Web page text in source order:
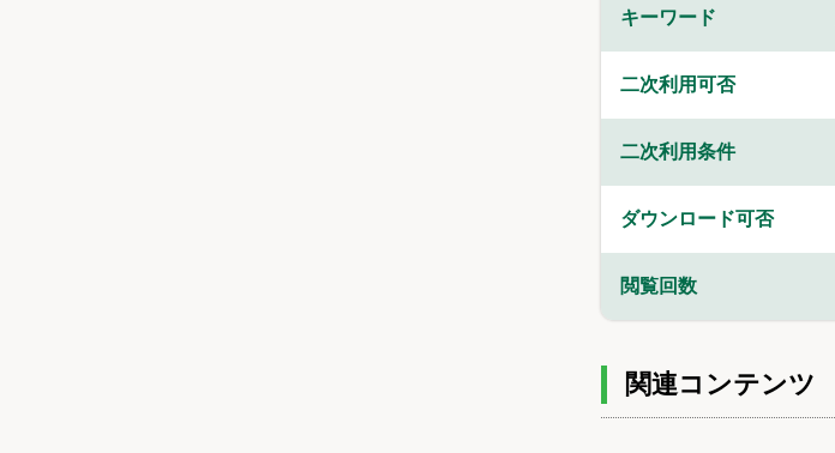
キーワード
二次利用可否
二次利用条件
ダウンロード可否
閲覧回数
関連コンテンツ